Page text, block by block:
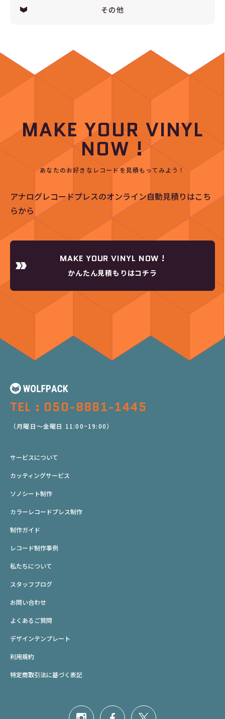
その他
MAKE YOUR VINYL
NOW !
あなたのお好きなレコードを見積もってみよう！
アナログレコードプレスのオンライン自動見積りはこち
らから
MAKE YOUR VINYL NOW !
かんたん見積もりはコチラ
TEL : 050-8881-1445
（月曜日～金曜日 11:00~19:00）
サービスについて
カッティングサービス
ソノシート制作
カラーレコードプレス制作
制作ガイド
レコード制作事例
私たちについて
スタッフブログ
お問い合わせ
よくあるご質問
デザインテンプレート
利用規約
特定商取引法に基づく表記